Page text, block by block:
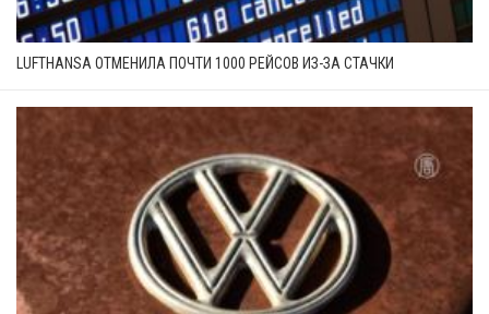
LUFTHANSA ОТМЕНИЛА ПОЧТИ 1000 РЕЙСОВ ИЗ-ЗА СТАЧКИ